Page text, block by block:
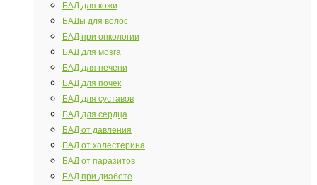
БАД для кожи
БАДы для волос
БАД при онкологии
БАД для мозга
БАД для печени
БАД для почек
БАД для суставов
БАД для сердца
БАД от давления
БАД от холестерина
БАД от паразитов
БАД при диабете